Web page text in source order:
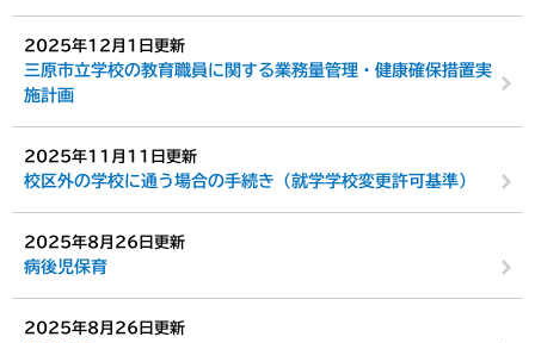
2025年12月1日更新
三原市立学校の教育職員に関する業務量管理・健康確保措置実
施計画
2025年11月11日更新
校区外の学校に通う場合の手続き（就学学校変更許可基準）
2025年8月26日更新
病後児保育
2025年8月26日更新